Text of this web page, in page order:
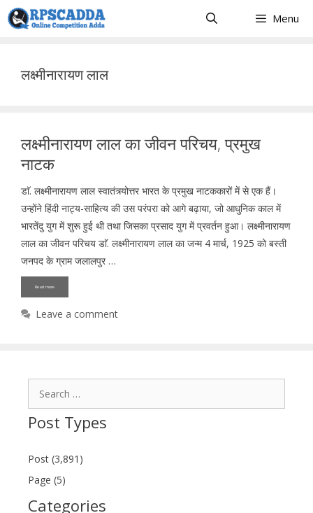
Skip
to
Menu
लक्ष्मीनारायण लाल
लक्ष्मीनारायण लाल का जीवन परिचय, प्रमुख
नाटक
डाॅ. लक्ष्मीनारायण लाल स्वातंत्र्योत्तर भारत के प्रमुख नाटककारों में से एक हैं।
उन्होंने हिंदी नाट्य-साहित्य की उस परंपरा को आगे बढ़ाया, जो आधुनिक काल में
भारतेंदु युग में शुरू हुई थी तथा जिसका प्रसाद युग में प्रवर्तन हुआ। लक्ष्मीनारायण
लाल का जीवन परिचय डाॅ. लक्ष्मीनारायण लाल का जन्म 4 मार्च, 1925 को बस्ती
जनपद के ग्राम जलालपुर …
Read more
Leave a comment
Post Types
Post (3,891)
Page (5)
Categories